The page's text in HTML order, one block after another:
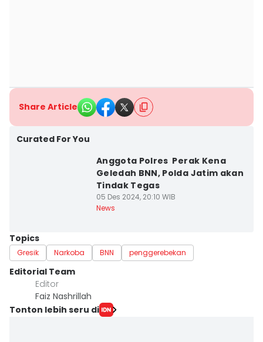
Share Article
Curated For You
Anggota Polres Perak Kena
Geledah BNN, Polda Jatim akan
Tindak Tegas
05 Des 2024, 20:10 WIB
News
Topics
Gresik Narkoba BNN penggerebekan
Editorial Team
Editor
Faiz Nashrillah
Tonton lebih seru di